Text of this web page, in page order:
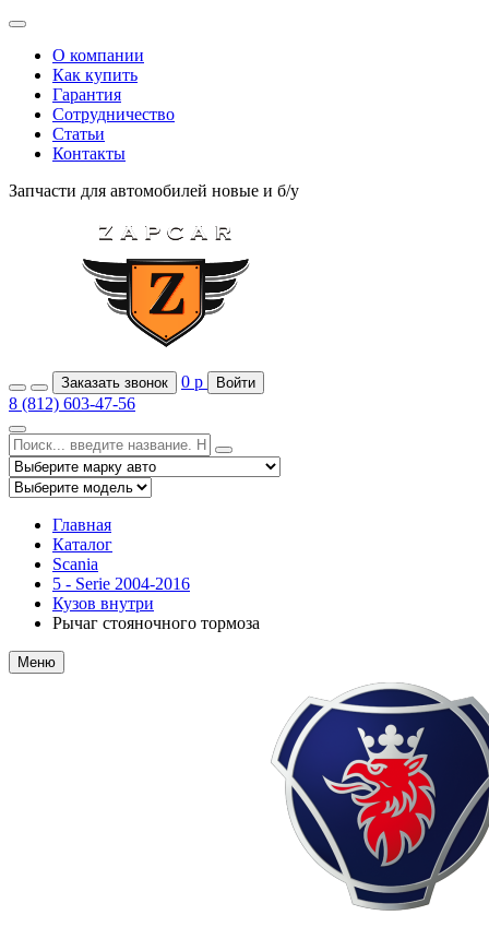
О компании
Как купить
Гарантия
Сотрудничество
Статьи
Контакты
Запчасти для автомобилей новые и б/у
Заказать звонок 0 р Войти
8 (812) 603-47-56
Главная
Каталог
Scania
5 - Serie 2004-2016
Кузов внутри
Рычаг стояночного тормоза
Меню